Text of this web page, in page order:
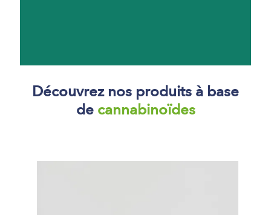
Découvrez nos produits à base
de cannabinoïdes